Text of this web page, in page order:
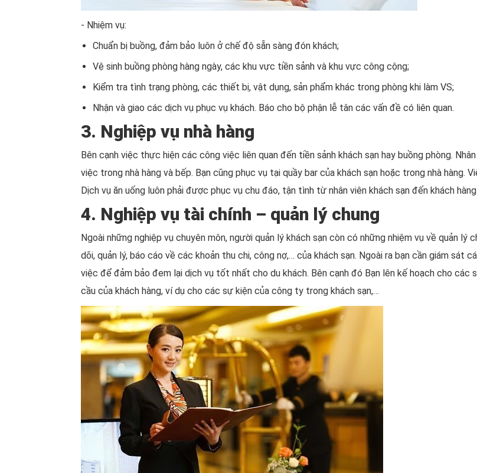
- Nhiệm vụ:
Chuẩn bị buồng, đảm bảo luôn ở chế độ sẵn sàng đón khách;
Vệ sinh buồng phòng hàng ngày, các khu vực tiền sảnh và khu vực công cộng;
Kiểm tra tình trạng phòng, các thiết bị, vật dụng, sản phẩm khác trong phòng khi làm VS;
Nhận và giao các dịch vụ phục vụ khách. Báo cho bộ phận lễ tân các vấn đề có liên quan.
3. Nghiệp vụ nhà hàng
Bên cạnh việc thực hiện các công việc liên quan đến tiền sảnh khách sạn hay buồng phòng.
việc trong nhà hàng và bếp. Bạn cũng phục vụ tại quầy bar của khách sạn hoặc trong nhà hàng.
Dịch vụ ăn uống luôn phải được phục vụ chu đáo, tận tình từ nhân viên khách sạn đến khách hàng
4. Nghiệp vụ tài chính – quản lý chung
Ngoài những nghiệp vụ chuyên môn, người quản lý khách sạn còn có những nhiệm vụ về quản
dõi, quản lý, báo cáo về các khoản thu chi, công nợ,… của khách sạn. Ngoài ra bạn cần giám
việc để đảm bảo đem lại dịch vụ tốt nhất cho du khách. Bên cạnh đó Bạn lên kế hoạch cho
cầu của khách hàng, ví dụ cho các sự kiện của công ty trong khách sạn,…